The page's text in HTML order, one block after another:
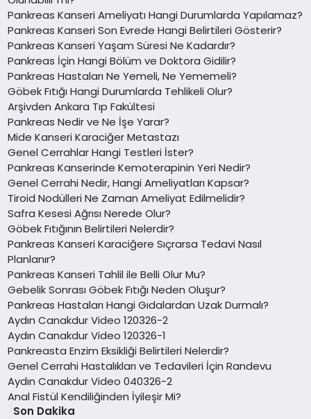
Pankreas Kanseri Ameliyatı Hangi Durumlarda Yapılamaz?
Pankreas Kanseri Son Evrede Hangi Belirtileri Gösterir?
Pankreas Kanseri Yaşam Süresi Ne Kadardır?
Pankreas İçin Hangi Bölüm ve Doktora Gidilir?
Pankreas Hastaları Ne Yemeli, Ne Yememeli?
Göbek Fıtığı Hangi Durumlarda Tehlikeli Olur?
Arşivden Ankara Tıp Fakültesi
Pankreas Nedir ve Ne İşe Yarar?
Mide Kanseri Karaciğer Metastazı
Genel Cerrahlar Hangi Testleri İster?
Pankreas Kanserinde Kemoterapinin Yeri Nedir?
Genel Cerrahi Nedir, Hangi Ameliyatları Kapsar?
Tiroid Nodülleri Ne Zaman Ameliyat Edilmelidir?
Safra Kesesi Ağrısı Nerede Olur?
Göbek Fıtığının Belirtileri Nelerdir?
Pankreas Kanseri Karaciğere Sıçrarsa Tedavi Nasıl
Planlanır?
Pankreas Kanseri Tahlil ile Belli Olur Mu?
Gebelik Sonrası Göbek Fıtığı Neden Oluşur?
Pankreas Hastaları Hangi Gıdalardan Uzak Durmalı?
Aydın Canakdur Video 120326-2
Aydın Canakdur Video 120326-1
Pankreasta Enzim Eksikliği Belirtileri Nelerdir?
Genel Cerrahi Hastalıkları ve Tedavileri İçin Randevu
Aydın Canakdur Video 040326-2
Anal Fistül Kendiliğinden İyileşir Mi?
Son Dakika